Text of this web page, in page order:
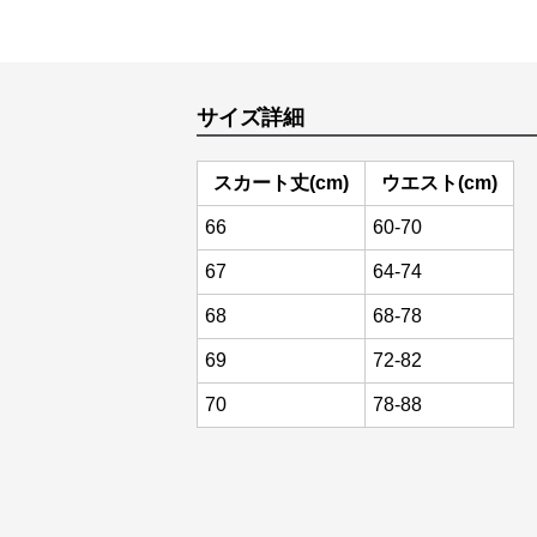
サイズ詳細
スカート丈(cm) ウエスト(cm)
66 60-70
67 64-74
68 68-78
69 72-82
70 78-88